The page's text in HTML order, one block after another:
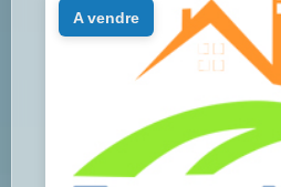
a vendre